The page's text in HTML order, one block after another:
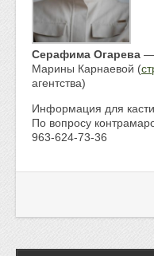
Серафима Огарева —
Марины Карнаевой (
агентства)
Информация для
По вопросу
963-624-73-36